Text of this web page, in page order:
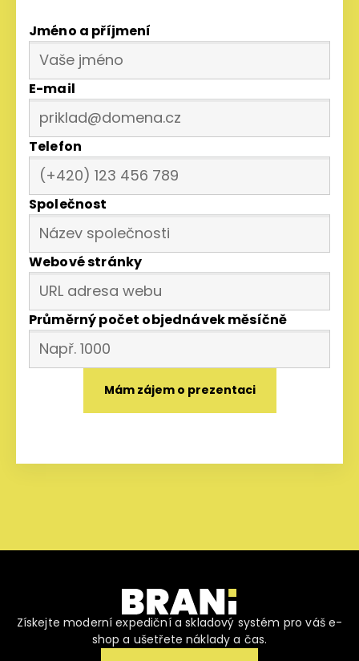
Jméno a příjmení
E-mail
Telefon
Společnost
Webové stránky
Průměrný počet objednávek měsíčně
Získejte moderní expediční a skladový systém pro váš e-
shop a ušetřete náklady a čas.